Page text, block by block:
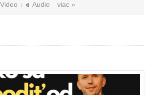
Video Audio viac »